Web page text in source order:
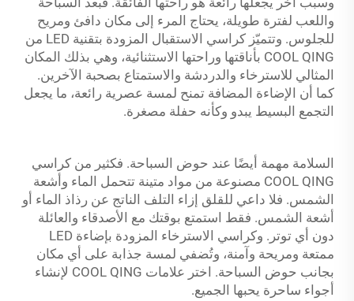
واللعب لفترة طويلة، يحتاج المرء إلى مكان دافئ ومريح
للجلوس. وتتميّز كراسي الاستقبال المزودة بتقنية LED من
COOL QING بأناقتها وراحتها الاستثنائية، وهي بذلك المكان
المثالي للاسترخاء والدردشة والاستمتاع بصحبة الآخرين.
كما أن الإضاءة المضافة تمنح لمسة عصرية رائعة، ما يجعل
التجمع البسيط يبدو وكأنه حفلة مصغرة.
السلامة مهمة أيضًا عند حوض السباحة. فكثير من كراسي
COOL QING مصنوعة من مواد متينة تتحمل الماء وأشعة
الشمس. فلا داعي للقلق إزاء التلف الناتج عن رذاذ الماء أو
أشعة الشمس. فقط استمتع بوقتك مع الأصدقاء والعائلة
دون أي توتر. وكراسي الاسترخاء المزودة بإضاءة LED
ممتعة ومريحة وآمنة، وتُضفي لمسة جذابة على أي مكان
بجانب حوض السباحة. اختر علامات COOL QING لإنشاء
أجواء ساحرة يحبها الجميع.